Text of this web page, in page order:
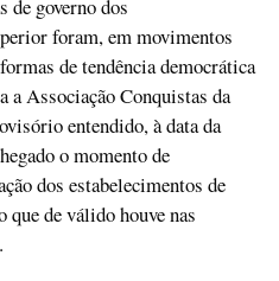
de governo dos
foram, em movimentos
de tendência democrática
a Associação Conquistas da
entendido, à data da
o momento de
dos estabelecimentos de
que de válido houve nas